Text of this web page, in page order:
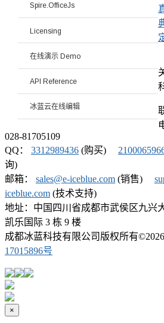
Spire.OfficeJs
Licensing
在线演示 Demo
API Reference
冰蓝云在线编辑
028-81705109
QQ： 3312989436 (购买)
询)
邮箱： sales@e-iceblue.com (销售)
iceblue.com (技术支持)
地址：中国四川省成都市武侯区九兴
凯乐国际 3 栋 9 楼
成都冰蓝科技有限公司版权所有©2026
17015896号
×